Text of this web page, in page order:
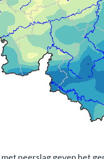
neerslag geven het